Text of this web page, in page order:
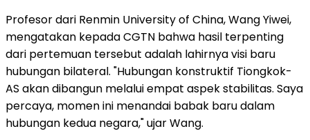
Profesor dari Renmin University of China, Wang Yiwei,
mengatakan kepada CGTN bahwa hasil terpenting
dari pertemuan tersebut adalah lahirnya visi baru
hubungan bilateral. "Hubungan konstruktif Tiongkok-
AS akan dibangun melalui empat aspek stabilitas. Saya
percaya, momen ini menandai babak baru dalam
hubungan kedua negara," ujar Wang.